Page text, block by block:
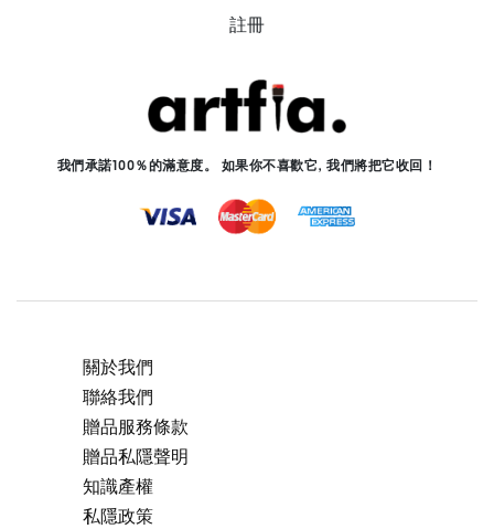
註冊
我們承諾100％的滿意度。 如果你不喜歡它, 我們將把它收回！
關於我們
聯絡我們
贈品服務條款
贈品私隱聲明
知識產權
私隱政策